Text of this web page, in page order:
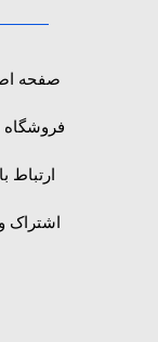
صفحه
فروشگاه
ارتباط
اشتراک